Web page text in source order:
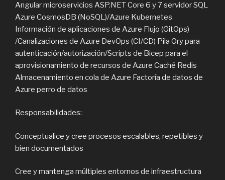
Angular microservicios ASP.NET Core 6 y 7 servidor SQL
Azure CosmosDB (NoSQL)/Azure Kubernetes
Información de aplicaciones de Azure Flujo (GitOps)
/Canalizaciones de Azure DevOps (CI/CD) Pila Ory para
autenticación/autorización/Scripts de Bicep para el
aprovisionamiento de recursos de Azure Caché Redis
Almacenamiento en cola de Azure Factoría de datos de
Azure perro de datos
Responsabilidades:
Conceptualice y cree procesos escalables, repetibles y
bien documentados
Cree y mantenga múltiples entornos de infraestructura